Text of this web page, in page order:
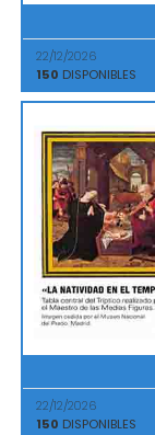
22/12/2026
150 DISPONIBLES
22/12/2026
150 DISPONIBLES